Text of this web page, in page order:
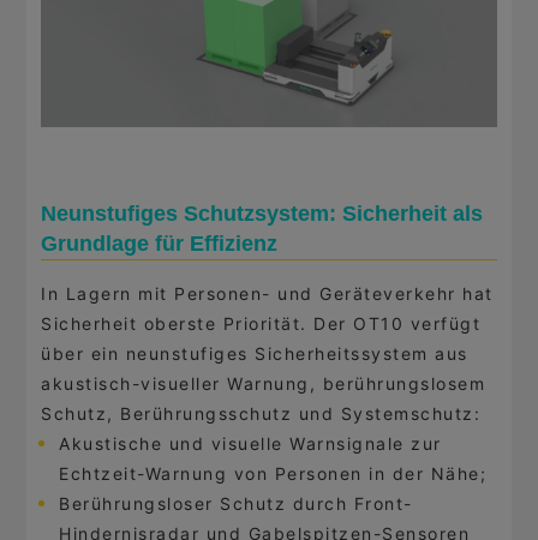
Neunstufiges Schutzsystem: Sicherheit als
Grundlage für Effizienz
In Lagern mit Personen- und Geräteverkehr hat
Sicherheit oberste Priorität. Der OT10 verfügt
über ein neunstufiges Sicherheitssystem aus
akustisch-visueller Warnung, berührungslosem
Schutz, Berührungsschutz und Systemschutz:
Akustische und visuelle Warnsignale zur
Echtzeit-Warnung von Personen in der Nähe;
Berührungsloser Schutz durch Front-
Hindernisradar und Gabelspitzen-Sensoren